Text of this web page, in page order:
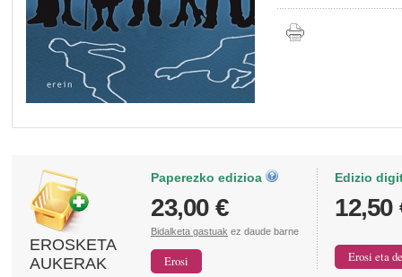
EROSKETA
AUKERAK
Paperezko edizioa
23,00 €
Bidalketa gastuak ez daude barne
Edizio
12,50